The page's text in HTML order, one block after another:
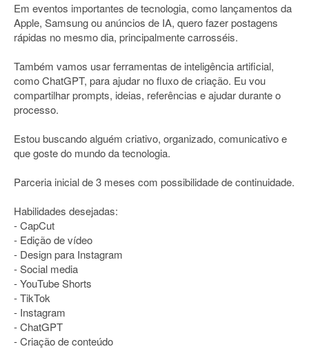
Em eventos importantes de tecnologia, como lançamentos da
Apple, Samsung ou anúncios de IA, quero fazer postagens
rápidas no mesmo dia, principalmente carrosséis.
Também vamos usar ferramentas de inteligência artificial,
como ChatGPT, para ajudar no fluxo de criação. Eu vou
compartilhar prompts, ideias, referências e ajudar durante o
processo.
Estou buscando alguém criativo, organizado, comunicativo e
que goste do mundo da tecnologia.
Parceria inicial de 3 meses com possibilidade de continuidade.
Habilidades desejadas:
- CapCut
- Edição de vídeo
- Design para Instagram
- Social media
- YouTube Shorts
- TikTok
- Instagram
- ChatGPT
- Criação de conteúdo